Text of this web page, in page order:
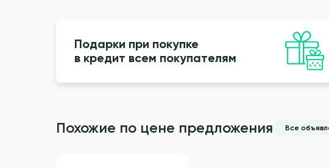
Подарки при покупке
в кредит всем покупателям
Похожие по цене предложения Все